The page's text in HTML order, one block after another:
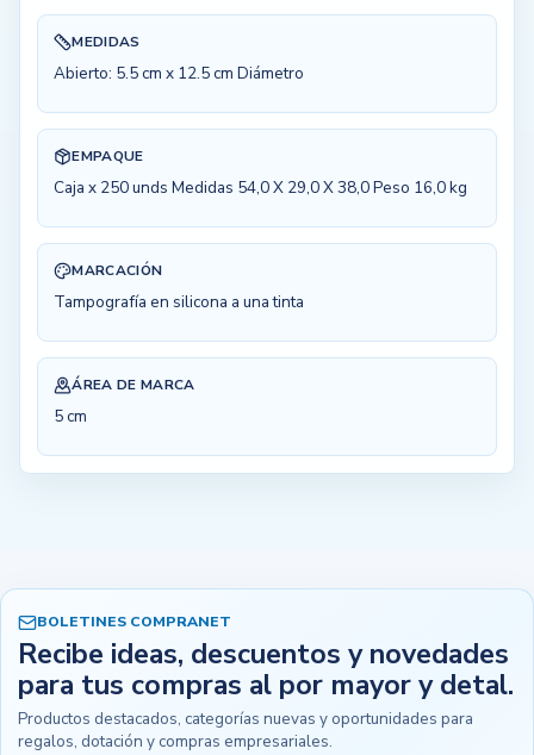
MEDIDAS
Abierto: 5.5 cm x 12.5 cm Diámetro
EMPAQUE
Caja x 250 unds Medidas 54,0 X 29,0 X 38,0 Peso 16,0 kg
MARCACIÓN
Tampografía en silicona a una tinta
ÁREA DE MARCA
5 cm
BOLETINES COMPRANET
Recibe ideas, descuentos y novedades
para tus compras al por mayor y detal.
Productos destacados, categorías nuevas y oportunidades para
regalos, dotación y compras empresariales.